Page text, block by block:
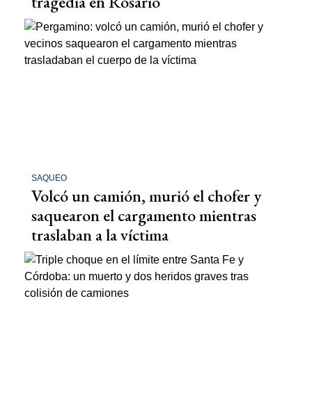
SAQUEO
Volcó un camión, murió el chofer y
saquearon el cargamento mientras
traslaban a la víctima